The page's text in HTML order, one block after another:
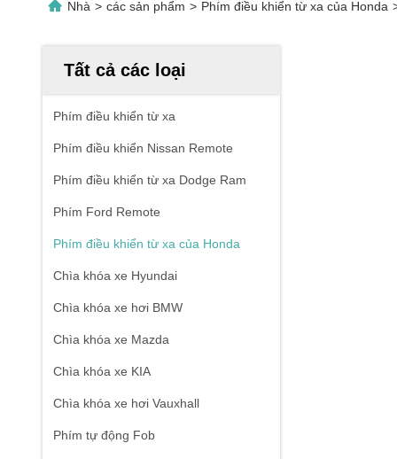
Nhà > các sản phẩm > Phím điều khiển từ xa của Honda
Tất cả các loại
Phím điều khiển từ xa
Phím điều khiển Nissan Remote
Phím điều khiển từ xa Dodge Ram
Phím Ford Remote
Phím điều khiển từ xa của Honda
Chìa khóa xe Hyundai
Chìa khóa xe hơi BMW
Chìa khóa xe Mazda
Chìa khóa xe KIA
Chìa khóa xe hơi Vauxhall
Phím tự động Fob